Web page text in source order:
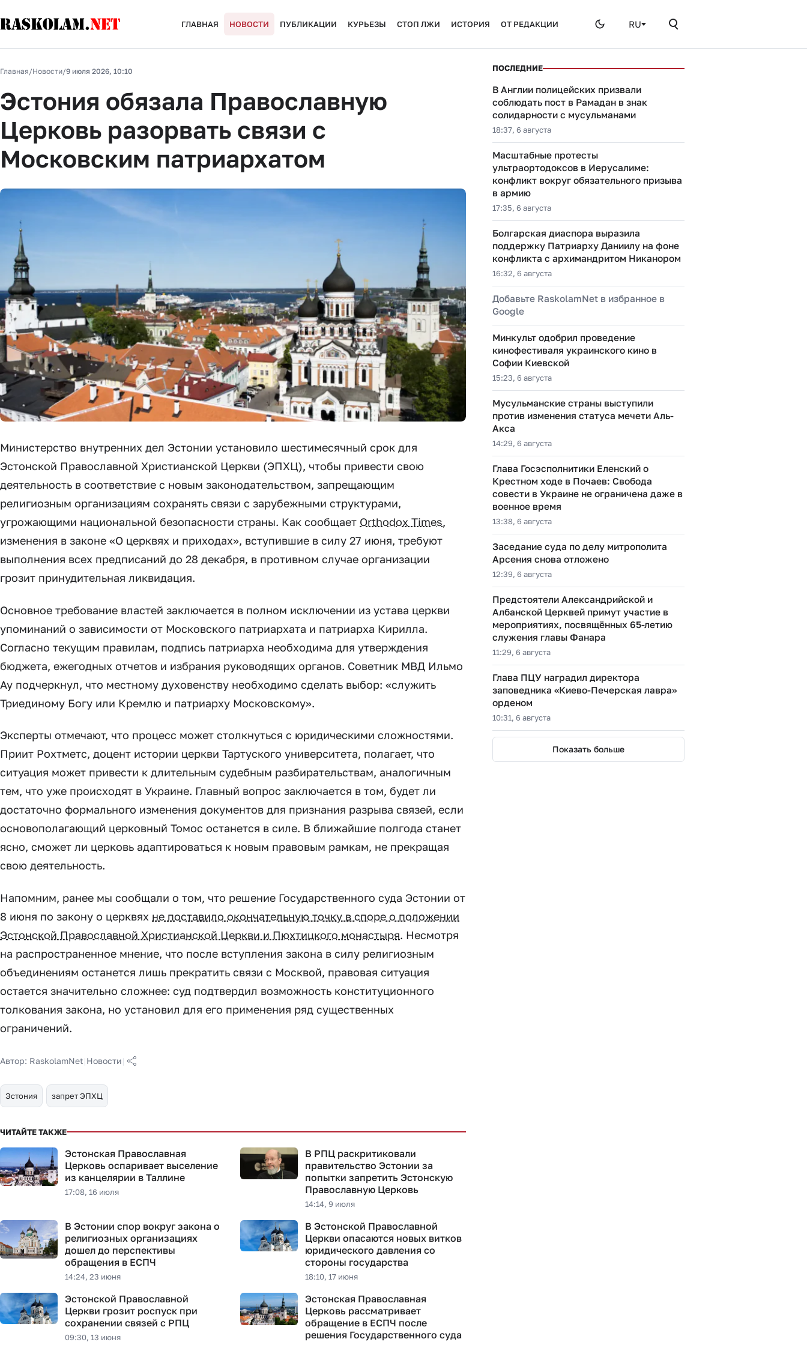
ГЛАВНАЯ НОВОСТИ ПУБЛИКАЦИИ КУРЬЕЗЫ СТОП ЛЖИ ИСТОРИЯ ОТ РЕДАКЦИИ RU
Главная/Новости/9 июля 2026, 10:10
Эстония обязала Православную
Церковь разорвать связи с
Московским патриархатом
Министерство внутренних дел Эстонии установило шестимесячный срок для
Эстонской Православной Христианской Церкви (ЭПХЦ), чтобы привести свою
деятельность в соответствие с новым законодательством, запрещающим
религиозным организациям сохранять связи с зарубежными структурами,
угрожающими национальной безопасности страны. Как сообщает Orthodox Times,
изменения в законе «О церквях и приходах», вступившие в силу 27 июня, требуют
выполнения всех предписаний до 28 декабря, в противном случае организации
грозит принудительная ликвидация.
Основное требование властей заключается в полном исключении из устава церкви
упоминаний о зависимости от Московского патриархата и патриарха Кирилла.
Согласно текущим правилам, подпись патриарха необходима для утверждения
бюджета, ежегодных отчетов и избрания руководящих органов. Советник МВД Ильмо
Ау подчеркнул, что местному духовенству необходимо сделать выбор: «служить
Триединому Богу или Кремлю и патриарху Московскому».
Эксперты отмечают, что процесс может столкнуться с юридическими сложностями.
Приит Рохтметс, доцент истории церкви Тартуского университета, полагает, что
ситуация может привести к длительным судебным разбирательствам, аналогичным
тем, что уже происходят в Украине. Главный вопрос заключается в том, будет ли
достаточно формального изменения документов для признания разрыва связей, если
основополагающий церковный Томос останется в силе. В ближайшие полгода станет
ясно, сможет ли церковь адаптироваться к новым правовым рамкам, не прекращая
свою деятельность.
Напомним, ранее мы сообщали о том, что решение Государственного суда Эстонии от
8 июня по закону о церквях не поставило окончательную точку в споре о положении
Эстонской Православной Христианской Церкви и Пюхтицкого монастыря. Несмотря
на распространенное мнение, что после вступления закона в силу религиозным
объединениям останется лишь прекратить связи с Москвой, правовая ситуация
остается значительно сложнее: суд подтвердил возможность конституционного
толкования закона, но установил для его применения ряд существенных
ограничений.
Автор: RaskolamNet|Новости|
Эстония запрет ЭПХЦ
ЧИТАЙТЕ ТАКЖЕ
Эстонская Православная
Церковь оспаривает выселение
из канцелярии в Таллине
17:08, 16 июля
В РПЦ раскритиковали
правительство Эстонии за
попытки запретить Эстонскую
Православную Церковь
14:14, 9 июля
В Эстонии спор вокруг закона о
религиозных организациях
дошел до перспективы
обращения в ЕСПЧ
14:24, 23 июня
В Эстонской Православной
Церкви опасаются новых витков
юридического давления со
стороны государства
18:10, 17 июня
Эстонской Православной
Церкви грозит роспуск при
сохранении связей с РПЦ
09:30, 13 июня
Эстонская Православная
Церковь рассматривает
обращение в ЕСПЧ после
решения Государственного суда
ПОСЛЕДНИЕ
В Англии полицейских призвали
соблюдать пост в Рамадан в знак
солидарности с мусульманами
18:37, 6 августа
Масштабные протесты
ультраортодоксов в Иерусалиме:
конфликт вокруг обязательного призыва
в армию
17:35, 6 августа
Болгарская диаспора выразила
поддержку Патриарху Даниилу на фоне
конфликта с архимандритом Никанором
16:32, 6 августа
Добавьте RaskolamNet в избранное в
Google
Минкульт одобрил проведение
кинофестиваля украинского кино в
Софии Киевской
15:23, 6 августа
Мусульманские страны выступили
против изменения статуса мечети Аль-
Акса
14:29, 6 августа
Глава Госэсполнитики Еленский о
Крестном ходе в Почаев: Свобода
совести в Украине не ограничена даже в
военное время
13:38, 6 августа
Заседание суда по делу митрополита
Арсения снова отложено
12:39, 6 августа
Предстоятели Александрийской и
Албанской Церквей примут участие в
мероприятиях, посвящённых 65-летию
служения главы Фанара
11:29, 6 августа
Глава ПЦУ наградил директора
заповедника «Киево-Печерская лавра»
орденом
10:31, 6 августа
Показать больше